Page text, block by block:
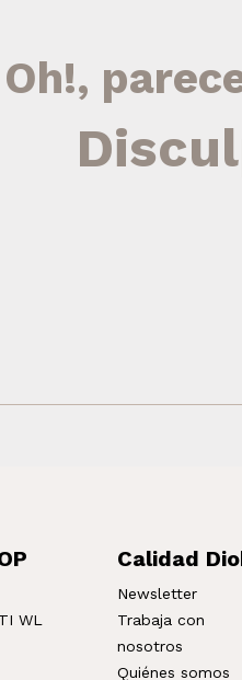
Oh!,
WL
Calidad
Newsletter
Trabaja con
nosotros
Quiénes somos